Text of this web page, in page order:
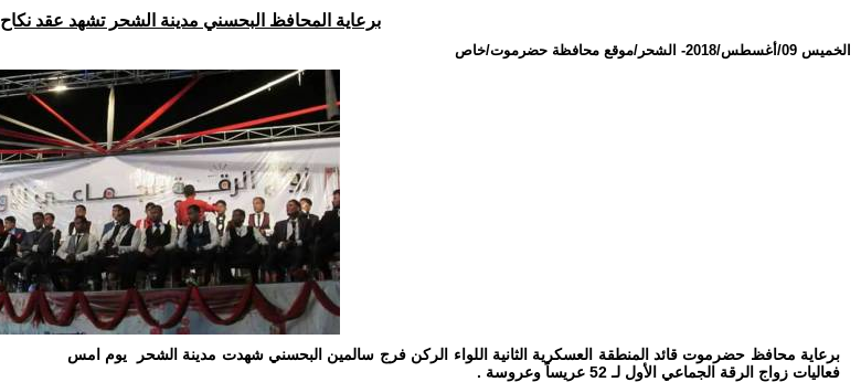
برعاية المحافظ البحسني مدينة الشحر تشهد عقد نكاح 52 عريساً وعروسة
الخميس 09/أغسطس/2018 - الشحر/موقع محافظة حضرموت/خاص
برعاية محافظ حضرموت قائد المنطقة العسكرية الثانية اللواء الركن فرج سالمين البحسني شهدت مدينة الشحر يوم امس
فعاليات زواج الرقة الجماعي الأول لـ 52 عريساً وعروسة .